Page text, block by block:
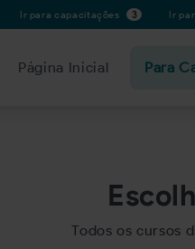
Ir para capacitações 3 Ir
Página Inicial Para
Todos os cursos